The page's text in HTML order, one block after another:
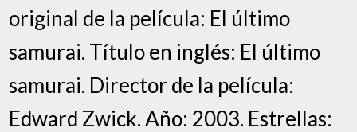
original de la película: El último
samurai. Título en inglés: El último
samurai. Director de la película:
Edward Zwick. Año: 2003. Estrellas: